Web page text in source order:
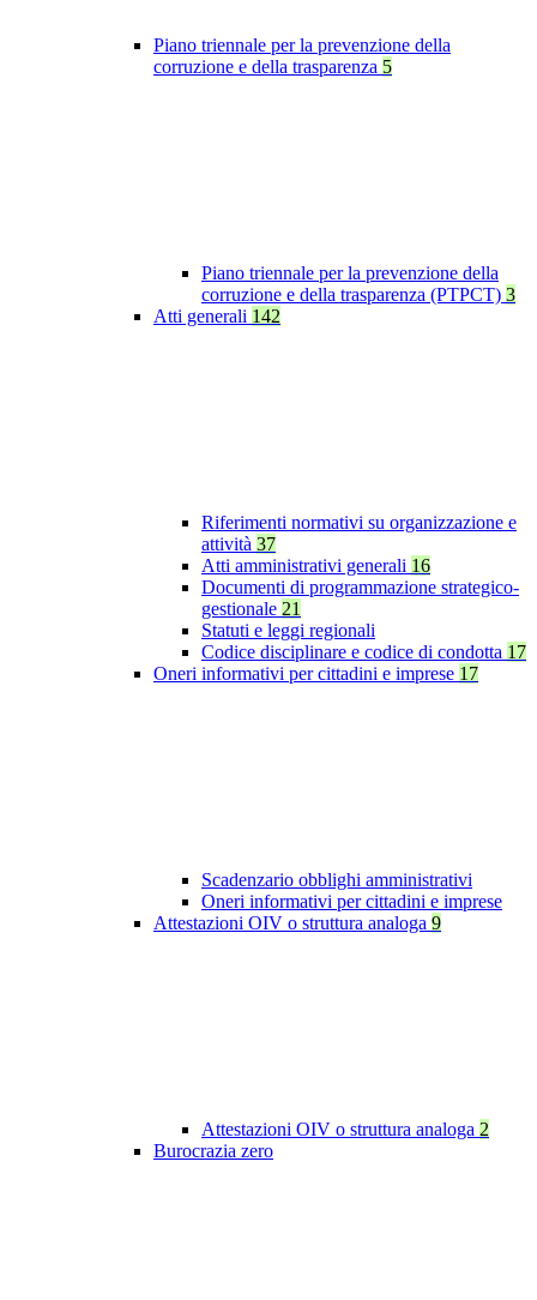
Piano triennale per la prevenzione della
corruzione e della trasparenza 5
Piano triennale per la prevenzione della
corruzione e della trasparenza (PTPCT) 3
Atti generali 142
Riferimenti normativi su organizzazione e
attività 37
Atti amministrativi generali 16
Documenti di programmazione strategico-
gestionale 21
Statuti e leggi regionali
Codice disciplinare e codice di condotta 17
Oneri informativi per cittadini e imprese 17
Scadenzario obblighi amministrativi
Oneri informativi per cittadini e imprese
Attestazioni OIV o struttura analoga 9
Attestazioni OIV o struttura analoga 2
Burocrazia zero